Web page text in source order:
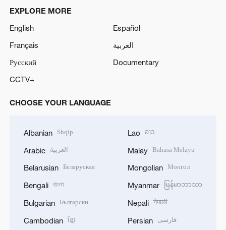
EXPLORE MORE
English
Español
Français
العربية
Русский
Documentary
CCTV+
CHOOSE YOUR LANGUAGE
Albanian Shqip
Arabic العربية
Belarusian Беларуская
Bengali বাংলা
Bulgarian Български
Cambodian ខ្មែរ
Lao ລາວ
Malay Bahasa Melayu
Mongolian Монгол
Myanmar မြန်မာဘာသာ
Nepali नेपाली
Persian فارسی